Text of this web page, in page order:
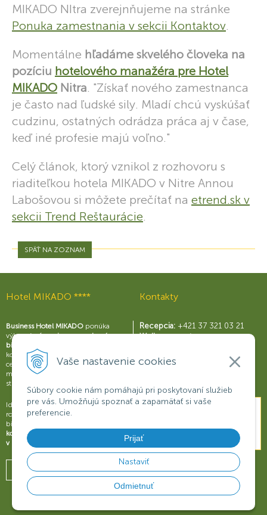
Vaše nastavenie cookies
Súbory cookie nám pomáhajú pri poskytovaní služieb
pre vás. Umožňujú spoznať a zapamätať si vaše
preferencie.
Prijať
Nastaviť
Odmietnuť
MIKADO NItra zverejnňujeme na stránke
Ponuka zamestnania v sekcii Kontaktov
Momentálne hľadáme skvelého človeka na
pozíciu hotelového manažéra pre Hotel
MIKADO Nitra . "Získať nového zamestnanca
je často nad ľudské sily. Mladí chcú vyskúšať
cudzinu, ostatných odrádza práca aj v čase,
keď iné profesie majú voľno."
Celý článok, ktorý vznikol z rozhovoru s
riaditeľkou hotela MIKADO v Nitre Annou
Labošovou si môžete prečítať na etrend.sk v
sekcii Trend Reštaurácie
SPÄŤ NA ZOZNAM
Hotel MIKADO ****
Business Hotel MIKADO ponúka
výbornézázemie pre moderný
biznis
konferenčnými sálami a business
centrom, širokou škálou služieb a
možnosťami na relax a príjemné
strávenie voľného času.
Ideálne miesto na obchodné
rokovania, konferencie, semináre či
biznisové prezentácie.
komfort a oddych pre váš úspech
v biznise
Kontakty
Recepcia: +421 37 321 03 21
Wellness centrum:
Reštaurácia Rouge: